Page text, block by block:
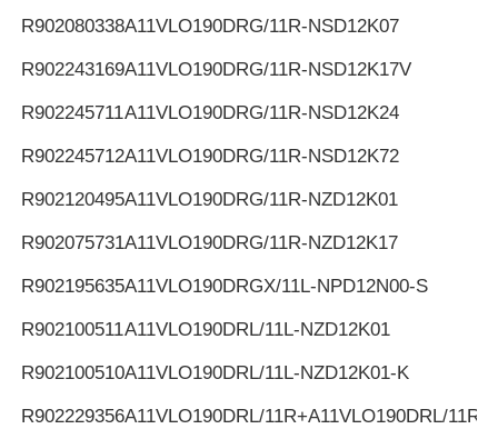
R902080338A11VLO190DRG/11R-NSD12K07
R902243169A11VLO190DRG/11R-NSD12K17V
R902245711A11VLO190DRG/11R-NSD12K24
R902245712A11VLO190DRG/11R-NSD12K72
R902120495A11VLO190DRG/11R-NZD12K01
R902075731A11VLO190DRG/11R-NZD12K17
R902195635A11VLO190DRGX/11L-NPD12N00-S
R902100511A11VLO190DRL/11L-NZD12K01
R902100510A11VLO190DRL/11L-NZD12K01-K
R902229356A11VLO190DRL/11R+A11VLO190DRL/11R